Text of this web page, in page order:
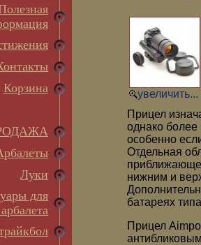
Корзина
Луки
для
увеличить...
Прицел
однако
особенно
Отдельная
нижним и
батареях
Прицел